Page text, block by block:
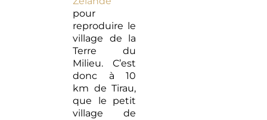
pour
reproduire le
village de la
Terre du
Milieu. C’est
donc à 10
km de Tirau,
que le petit
village de